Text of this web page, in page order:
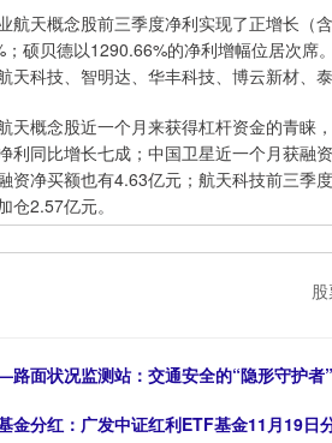
天概念股前三季度净利实现了正增长（
硕贝德以1290.66%的净利增幅位居次席
天科技、智明达、华丰科技、博云新材、泰
概念股近一个月来获得杠杆资金的青睐
利同比增长七成；中国卫星近一个月获融
资净买额也有4.63亿元；航天科技前三季
仓2.57亿元。
面状况监测站：交通安全的“隐形守护者”
金分红：广发中证红利ETF基金11月19日